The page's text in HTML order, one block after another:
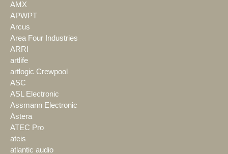
AMX
APWPT
Arcus
Area Four Industries
ARRI
artlife
artlogic Crewpool
ASC
ASL Electronic
Assmann Electronic
Astera
ATEC Pro
ateis
atlantic audio